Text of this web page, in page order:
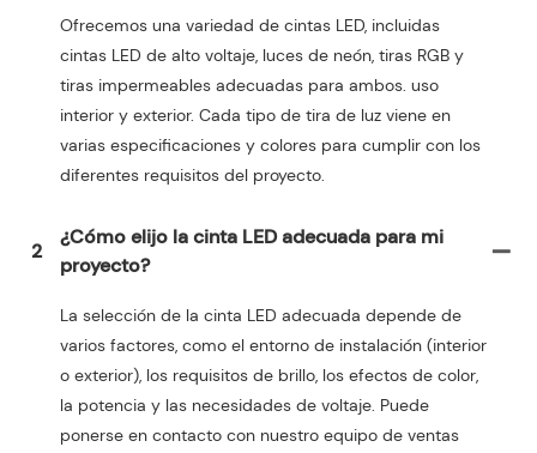
Ofrecemos una variedad de cintas LED, incluidas
cintas LED de alto voltaje, luces de neón, tiras RGB y
tiras impermeables adecuadas para ambos. uso
interior y exterior. Cada tipo de tira de luz viene en
varias especificaciones y colores para cumplir con los
diferentes requisitos del proyecto.
2
¿Cómo elijo la cinta LED adecuada para mi
proyecto?
La selección de la cinta LED adecuada depende de
varios factores, como el entorno de instalación (interior
o exterior), los requisitos de brillo, los efectos de color,
la potencia y las necesidades de voltaje. Puede
ponerse en contacto con nuestro equipo de ventas